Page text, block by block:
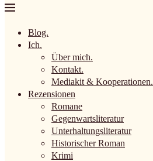
Blog.
Ich.
Über mich.
Kontakt.
Mediakit & Kooperationen.
Rezensionen
Romane
Gegenwartsliteratur
Unterhaltungsliteratur
Historischer Roman
Krimi